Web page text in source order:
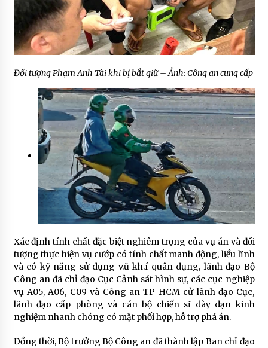
Đối tượng Phạm Anh Tài khi bị bắt giữ – Ảnh: Công an cung cấp
Xác định tính chất đặc biệt nghiêm trọng của vụ án và đối
tượng thực hiện vụ cướp có tính chất manh động, liều lĩnh
và có kỹ năng sử dụng v.ũ kh.í quân dụng, lãnh đạo Bộ
Công an đã chỉ đạo Cục Cảnh sát hình sự, các cục nghiệp
vụ A05, A06, C09 và Công an TP HCM cử lãnh đạo Cục,
lãnh đạo cấp phòng và cán bộ chiến sĩ dày dạn kinh
nghiệm nhanh chóng có mặt phối hợp, hỗ trợ phá án.
Đồng thời, Bộ trưởng Bộ Công an đã thành lập Ban chỉ đạo